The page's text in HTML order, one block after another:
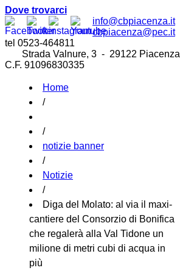
Dove trovarci
info@cbpiacenza.it
cbpiacenza@pec.it
tel 0523-464811
Strada Valnure, 3 - 29122 Piacenza
C.F. 91096830335
Home
/
/
notizie banner
/
Notizie
/
Diga del Molato: al via il maxi-
cantiere del Consorzio di Bonifica
che regalerà alla Val Tidone un
milione di metri cubi di acqua in
più